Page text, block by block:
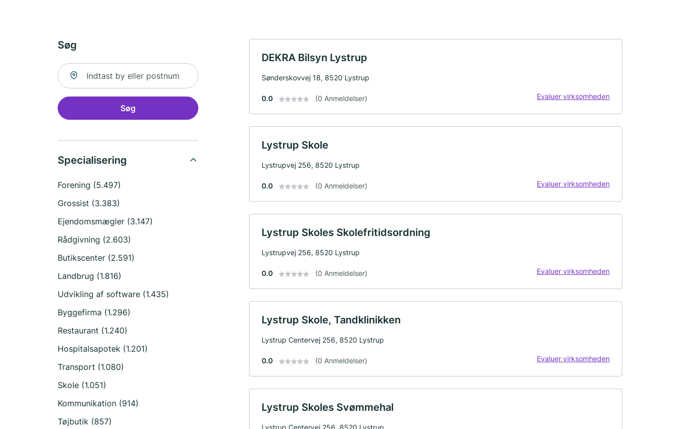
Søg
Søg efter sted
Søg
Specialisering
Forening (5.497)
Grossist (3.383)
Ejendomsmægler (3.147)
Rådgivning (2.603)
Butikscenter (2.591)
Landbrug (1.816)
Udvikling af software (1.435)
Byggefirma (1.296)
Restaurant (1.240)
Hospitalsapotek (1.201)
Transport (1.080)
Skole (1.051)
Kommunikation (914)
Tøjbutik (857)
DEKRA Bilsyn Lystrup
Sønderskovvej 18, 8520 Lystrup
0.0 (0 Anmeldelser) Evaluer virksomheden
Lystrup Skole
Lystrupvej 256, 8520 Lystrup
0.0 (0 Anmeldelser) Evaluer virksomheden
Lystrup Skoles Skolefritidsordning
Lystrupvej 256, 8520 Lystrup
0.0 (0 Anmeldelser) Evaluer virksomheden
Lystrup Skole, Tandklinikken
Lystrup Centervej 256, 8520 Lystrup
0.0 (0 Anmeldelser) Evaluer virksomheden
Lystrup Skoles Svømmehal
Lystrup Centervej 256, 8520 Lystrup